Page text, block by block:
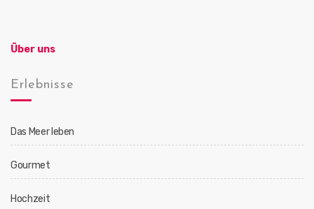
Über uns
Erlebnisse
Das Meer leben
Gourmet
Hochzeit